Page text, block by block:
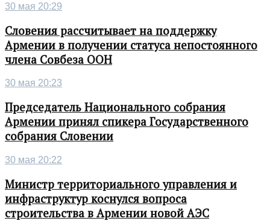
30 мая 20:29
Словения рассчитывает на поддержку
Армении в получении статуса непостоянного
члена Совбеза ООН
30 мая 20:23
Председатель Национального собрания
Армении принял спикера Государственного
собрания Словении
30 мая 20:22
Министр территориального управления и
инфраструктур коснулся вопроса
строительства в Армении новой АЭС